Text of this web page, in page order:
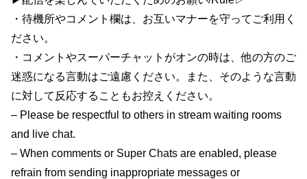
・待機所やコメント欄は、お互いマナーを守ってご利用く
ださい。
・コメントやスーパーチャットがオンの時は、他の方のご
迷惑になる言動はご遠慮ください。また、そのような言動
に対して反応することもお控えください。
– Please be respectful to others in stream waiting rooms
and live chat.
– When comments or Super Chats are enabled, please
refrain from sending inappropriate messages or